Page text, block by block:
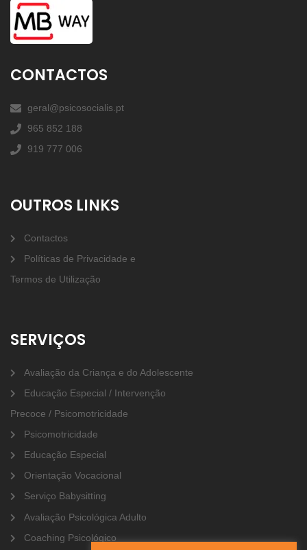
CONTACTOS
geral@psicosocialis.pt
965 852 188
919 777 006
OUTROS LINKS
Contactos
Políticas de Privacidade e
Termos de Utilização
SERVIÇOS
Avaliação da Criança e do Adolescente
Educação Especial / Intervenção
Precoce / Psicomotricidade
Psicomotricidade
Educação Especial
Orientação Vocacional
Serviço Babysitting
Avaliação Psicológica Adulto
Coaching Psicológico